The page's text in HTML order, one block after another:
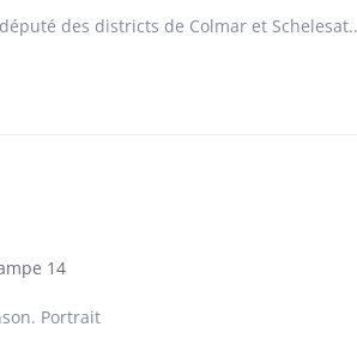
des districts de Colmar et
14
Portrait